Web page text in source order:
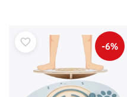
-6%